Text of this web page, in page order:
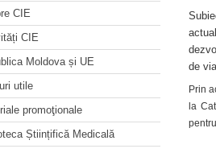
CIE
CIE
Moldova și UE
utile
promoţionale
Științifică Medicală
de
Prin
la